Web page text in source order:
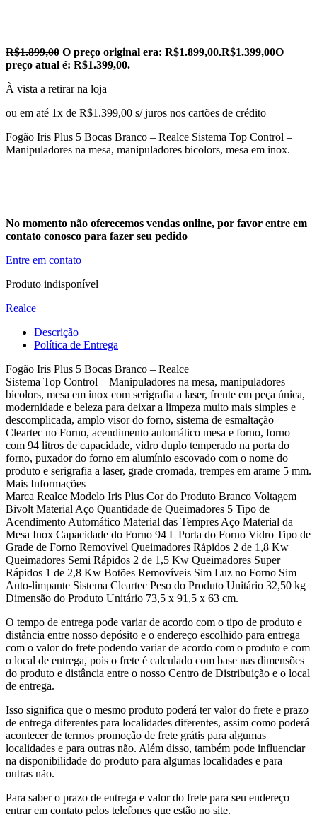
R$1.899,00 O preço original era: R$1.899,00.R$1.399,00O
preço atual é: R$1.399,00.
À vista a retirar na loja
ou em até 1x de R$1.399,00 s/ juros nos cartões de crédito
Fogão Iris Plus 5 Bocas Branco – Realce Sistema Top Control –
Manipuladores na mesa, manipuladores bicolors, mesa em inox.
No momento não oferecemos vendas online, por favor entre em
contato conosco para fazer seu pedido
Entre em contato
Produto indisponível
Realce
Descrição
Política de Entrega
Fogão Iris Plus 5 Bocas Branco – Realce
Sistema Top Control – Manipuladores na mesa, manipuladores
bicolors, mesa em inox com serigrafia a laser, frente em peça única,
modernidade e beleza para deixar a limpeza muito mais simples e
descomplicada, amplo visor do forno, sistema de esmaltação
Cleartec no Forno, acendimento automático mesa e forno, forno
com 94 litros de capacidade, vidro duplo temperado na porta do
forno, puxador do forno em alumínio escovado com o nome do
produto e serigrafia a laser, grade cromada, trempes em arame 5 mm.
Mais Informações
Marca Realce Modelo Iris Plus Cor do Produto Branco Voltagem
Bivolt Material Aço Quantidade de Queimadores 5 Tipo de
Acendimento Automático Material das Tempres Aço Material da
Mesa Inox Capacidade do Forno 94 L Porta do Forno Vidro Tipo de
Grade de Forno Removível Queimadores Rápidos 2 de 1,8 Kw
Queimadores Semi Rápidos 2 de 1,5 Kw Queimadores Super
Rápidos 1 de 2,8 Kw Botões Removíveis Sim Luz no Forno Sim
Auto-limpante Sistema Cleartec Peso do Produto Unitário 32,50 kg
Dimensão do Produto Unitário 73,5 x 91,5 x 63 cm.
O tempo de entrega pode variar de acordo com o tipo de produto e
distância entre nosso depósito e o endereço escolhido para entrega
com o valor do frete podendo variar de acordo com o produto e com
o local de entrega, pois o frete é calculado com base nas dimensões
do produto e distância entre o nosso Centro de Distribuição e o local
de entrega.
Isso significa que o mesmo produto poderá ter valor do frete e prazo
de entrega diferentes para localidades diferentes, assim como poderá
acontecer de termos promoção de frete grátis para algumas
localidades e para outras não. Além disso, também pode influenciar
na disponibilidade do produto para algumas localidades e para
outras não.
Para saber o prazo de entrega e valor do frete para seu endereço
entrar em contato pelos telefones que estão no site.